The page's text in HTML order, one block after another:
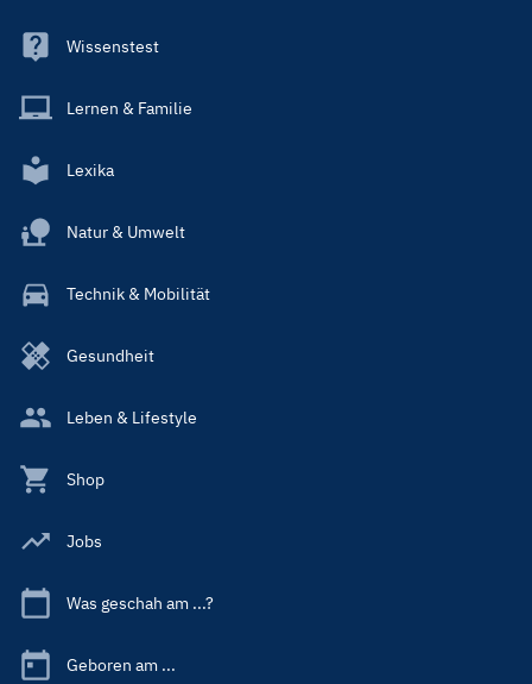
Wissenstest
Lernen & Familie
Lexika
Natur & Umwelt
Technik & Mobilität
Gesundheit
Leben & Lifestyle
Shop
Jobs
Was geschah am ...?
Geboren am ...